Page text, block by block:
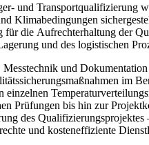
und Transportqualifizierung
Klimabedingungen
für die Aufrechterhaltung der
und des logistischen
und
im
einzelnen
Prüfungen bis hin zur
des Qualifizierungsprojektes
und kosteneffiziente